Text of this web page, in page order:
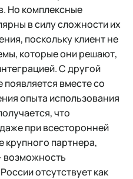
Но комплексные
в силу сложности их
поскольку клиент не
которые они решают,
С другой
вместе со
опыта использования
что
при всесторонней
крупного партнера,
возможность
отсутствует как